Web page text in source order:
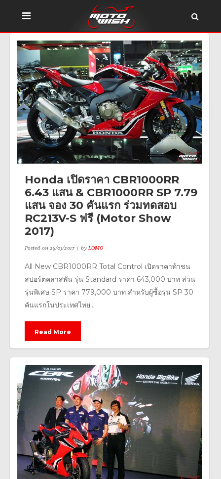
Honda เปิดราคา CBR1000RR
6.43 แสน & CBR1000RR SP 7.79
แสน จอง 30 คันแรก ร่วมทดสอบ
RC213V-S ฟรี (Motor Show
2017)
Posted on28/03/2017 byLOMO
All New CBR1000RR Total Control เปิดราคาท้าชน
สปอร์ตคลาสพัน รุ่น Standard ราคา 643,000 บาท ส่วน
รุ่นพิเศษ SP ราคา 779,000 บาท สำหรับผู้ซื้อรุ่น SP 30
คันแรกในประเทศไทย...
Read More